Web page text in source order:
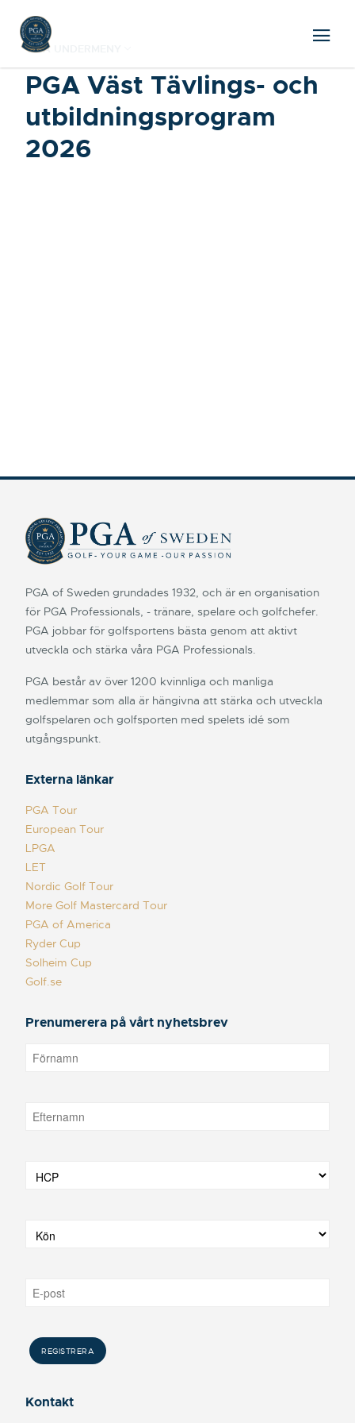
VISA UNDERMENY
PGA Väst Tävlings- och
utbildningsprogram
2026
PGA of Sweden grundades 1932, och är en organisation
för PGA Professionals, - tränare, spelare och golfchefer.
PGA jobbar för golfsportens bästa genom att aktivt
utveckla och stärka våra PGA Professionals.
PGA består av över 1200 kvinnliga och manliga
medlemmar som alla är hängivna att stärka och utveckla
golfspelaren och golfsporten med spelets idé som
utgångspunkt.
Externa länkar
PGA Tour
European Tour
LPGA
LET
Nordic Golf Tour
More Golf Mastercard Tour
PGA of America
Ryder Cup
Solheim Cup
Golf.se
Prenumerera på vårt nyhetsbrev
Kontakt